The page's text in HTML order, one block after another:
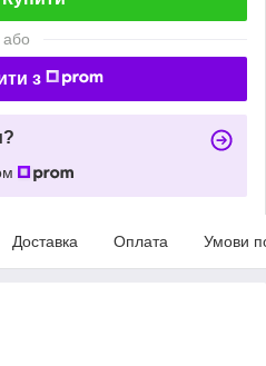
або
з
Доставка Оплата Умови